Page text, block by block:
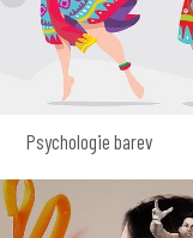
Psychologie barev